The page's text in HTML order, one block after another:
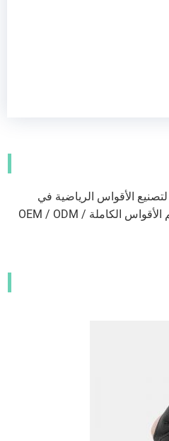
الأقواس الرياضية في
الصين ، والتي توفر خدمات دعم الأقواس الكاملة OEM / ODM /